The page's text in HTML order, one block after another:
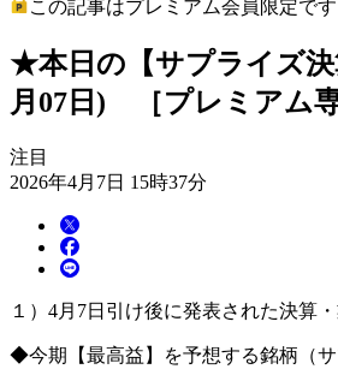
この記事はプレミアム会員限定です
★本日の【サプライズ決
月07日) ［プレミアム専
注目
2026年4月7日 15時37分
１）4月7日引け後に発表された決算
◆今期【最高益】を予想する銘柄（サ